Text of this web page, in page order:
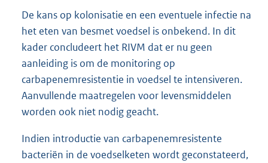
surveillance in dieren op dit moment voldoende is.
Voedselveiligheid
De kans op kolonisatie en een eventuele infectie na
het eten van besmet voedsel is onbekend. In dit
kader concludeert het RIVM dat er nu geen
carbapenemresistentie in voedsel te intensiveren.
Aanvullende maatregelen voor levensmiddelen